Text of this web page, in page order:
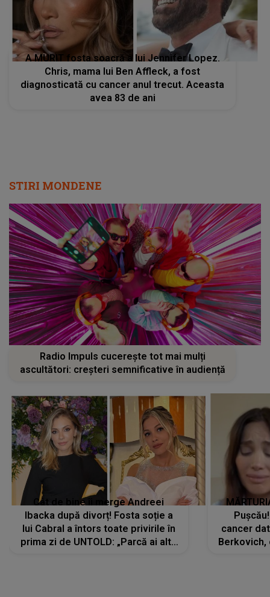
A MURIT fosta soacră a lui Jennifer Lopez.
Chris, mama lui Ben Affleck, a fost
diagnosticată cu cancer anul trecut. Aceasta
avea 83 de ani
STIRI MONDENE
Radio Impuls cucerește tot mai mulți
ascultători: creșteri semnificative în audiență
Cât de bine îi merge Andreei
Ibacka după divorț! Fosta soție a
lui Cabral a întors toate privirile în
prima zi de UNTOLD: „Parcă ai altă
cancer
Berkovich,